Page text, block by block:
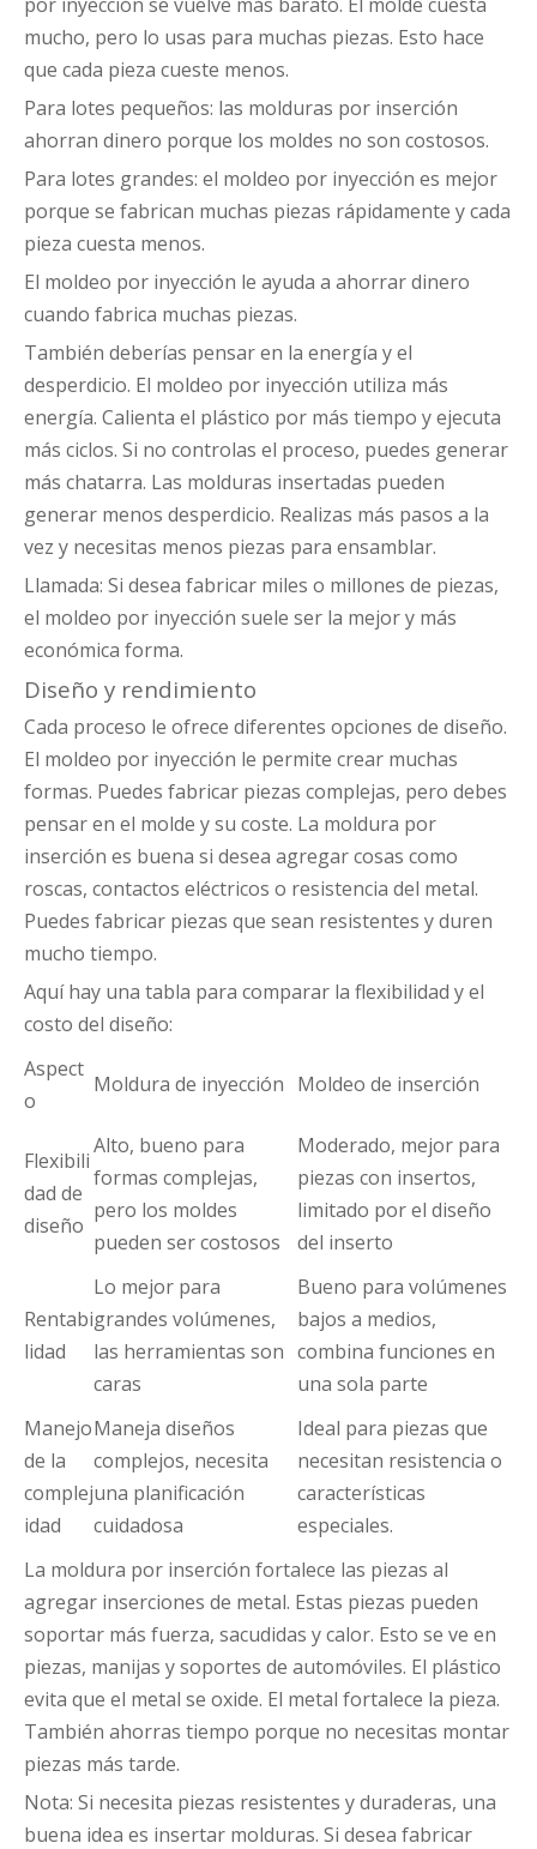
mucho, pero lo usas para muchas piezas. Esto hace
que cada pieza cueste menos.
Para lotes pequeños: las molduras por inserción
ahorran dinero porque los moldes no son costosos.
Para lotes grandes: el moldeo por inyección es mejor
porque se fabrican muchas piezas rápidamente y cada
pieza cuesta menos.
El moldeo por inyección le ayuda a ahorrar dinero
cuando fabrica muchas piezas.
También deberías pensar en la energía y el
desperdicio. El moldeo por inyección utiliza más
energía. Calienta el plástico por más tiempo y ejecuta
más ciclos. Si no controlas el proceso, puedes generar
más chatarra. Las molduras insertadas pueden
generar menos desperdicio. Realizas más pasos a la
vez y necesitas menos piezas para ensamblar.
Llamada: Si desea fabricar miles o millones de piezas,
el moldeo por inyección suele ser la mejor y más
económica forma.
Diseño y rendimiento
Cada proceso le ofrece diferentes opciones de diseño.
El moldeo por inyección le permite crear muchas
formas. Puedes fabricar piezas complejas, pero debes
pensar en el molde y su coste. La moldura por
inserción es buena si desea agregar cosas como
roscas, contactos eléctricos o resistencia del metal.
Puedes fabricar piezas que sean resistentes y duren
mucho tiempo.
Aquí hay una tabla para comparar la flexibilidad y el
costo del diseño:
Aspect
o
Moldura de inyección Moldeo de inserción
Flexibili
dad de
diseño
Alto, bueno para
formas complejas,
pero los moldes
pueden ser costosos
Moderado, mejor para
piezas con insertos,
limitado por el diseño
del inserto
Rentabi
lidad
Lo mejor para
grandes volúmenes,
las herramientas son
caras
Bueno para volúmenes
bajos a medios,
combina funciones en
una sola parte
Manejo
de la
complej
idad
Maneja diseños
complejos, necesita
una planificación
cuidadosa
Ideal para piezas que
necesitan resistencia o
características
especiales.
La moldura por inserción fortalece las piezas al
agregar inserciones de metal. Estas piezas pueden
soportar más fuerza, sacudidas y calor. Esto se ve en
piezas, manijas y soportes de automóviles. El plástico
evita que el metal se oxide. El metal fortalece la pieza.
También ahorras tiempo porque no necesitas montar
piezas más tarde.
Nota: Si necesita piezas resistentes y duraderas, una
buena idea es insertar molduras. Si desea fabricar